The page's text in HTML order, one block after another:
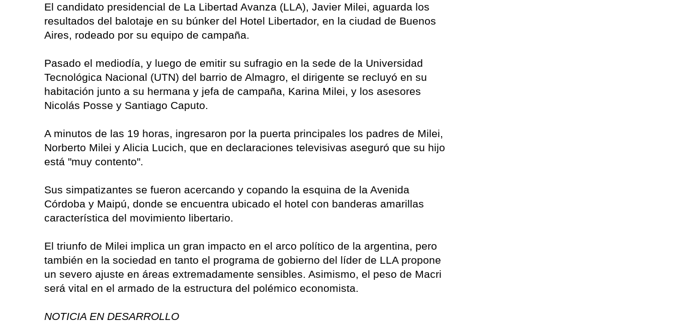
El candidato presidencial de La Libertad Avanza (LLA), Javier Milei, aguarda los
resultados del balotaje en su búnker del Hotel Libertador, en la ciudad de Buenos
Aires, rodeado por su equipo de campaña.
Pasado el mediodía, y luego de emitir su sufragio en la sede de la Universidad
Tecnológica Nacional (UTN) del barrio de Almagro, el dirigente se recluyó en su
habitación junto a su hermana y jefa de campaña, Karina Milei, y los asesores
Nicolás Posse y Santiago Caputo.
A minutos de las 19 horas, ingresaron por la puerta principales los padres de Milei,
Norberto Milei y Alicia Lucich, que en declaraciones televisivas aseguró que su hijo
está "muy contento".
Sus simpatizantes se fueron acercando y copando la esquina de la Avenida
Córdoba y Maipú, donde se encuentra ubicado el hotel con banderas amarillas
característica del movimiento libertario.
El triunfo de Milei implica un gran impacto en el arco político de la argentina, pero
también en la sociedad en tanto el programa de gobierno del líder de LLA propone
un severo ajuste en áreas extremadamente sensibles. Asimismo, el peso de Macri
será vital en el armado de la estructura del polémico economista.
NOTICIA EN DESARROLLO